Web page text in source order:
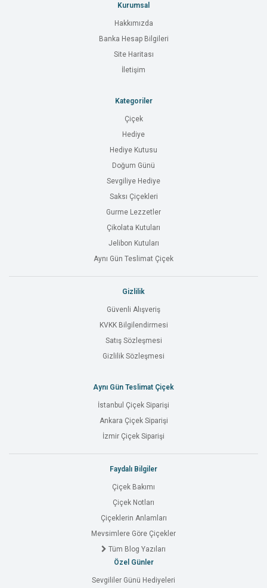
Kurumsal
Hakkımızda
Banka Hesap Bilgileri
Site Haritası
İletişim
Kategoriler
Çiçek
Hediye
Hediye Kutusu
Doğum Günü
Sevgiliye Hediye
Saksı Çiçekleri
Gurme Lezzetler
Çikolata Kutuları
Jelibon Kutuları
Aynı Gün Teslimat Çiçek
Gizlilik
Güvenli Alışveriş
KVKK Bilgilendirmesi
Satış Sözleşmesi
Gizlilik Sözleşmesi
Aynı Gün Teslimat Çiçek
İstanbul Çiçek Siparişi
Ankara Çiçek Siparişi
İzmir Çiçek Siparişi
Faydalı Bilgiler
Çiçek Bakımı
Çiçek Notları
Çiçeklerin Anlamları
Mevsimlere Göre Çiçekler
Tüm Blog Yazıları
Özel Günler
Sevgililer Günü Hediyeleri